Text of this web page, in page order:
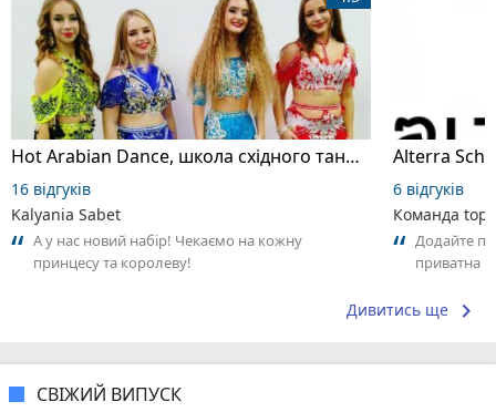
Hot Arabian Dance, школа східного танцю
16 відгуків
Kalyania Sabet
А у нас новий набір! Чекаємо на кожну
принцесу та королеву!
6 відгуків
Команда
Додайте
приватна
Дивитись ще keyboard_arrow_right
СВІЖИЙ ВИПУСК